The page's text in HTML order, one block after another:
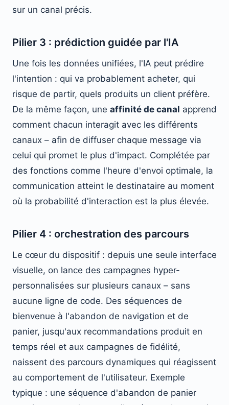
sur un canal précis.
Pilier 3 : prédiction guidée par l'IA
Une fois les données unifiées, l'IA peut prédire
l'intention : qui va probablement acheter, qui
risque de partir, quels produits un client préfère.
De la même façon, une affinité de canal apprend
comment chacun interagit avec les différents
canaux – afin de diffuser chaque message via
celui qui promet le plus d'impact. Complétée par
des fonctions comme l'heure d'envoi optimale, la
communication atteint le destinataire au moment
où la probabilité d'interaction est la plus élevée.
Pilier 4 : orchestration des parcours
Le cœur du dispositif : depuis une seule interface
visuelle, on lance des campagnes hyper-
personnalisées sur plusieurs canaux – sans
aucune ligne de code. Des séquences de
bienvenue à l'abandon de navigation et de
panier, jusqu'aux recommandations produit en
temps réel et aux campagnes de fidélité,
naissent des parcours dynamiques qui réagissent
au comportement de l'utilisateur. Exemple
typique : une séquence d'abandon de panier